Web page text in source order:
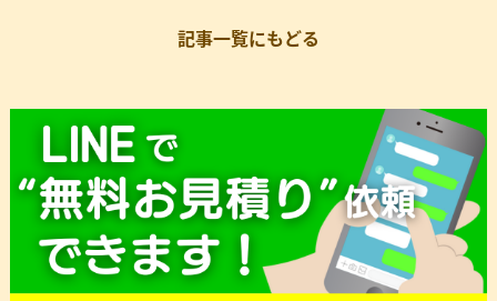
記事一覧にもどる